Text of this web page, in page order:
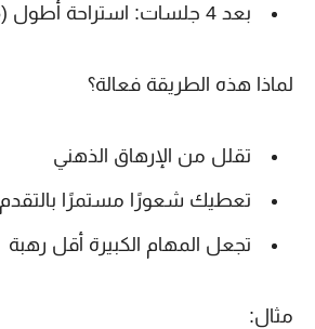
بعد 4 جلسات: استراحة أطول (15–30 دقيقة)
لماذا هذه الطريقة فعالة؟
تقلل من الإرهاق الذهني
تعطيك شعورًا مستمرًا بالتقدم
تجعل المهام الكبيرة أقل رهبة
مثال: